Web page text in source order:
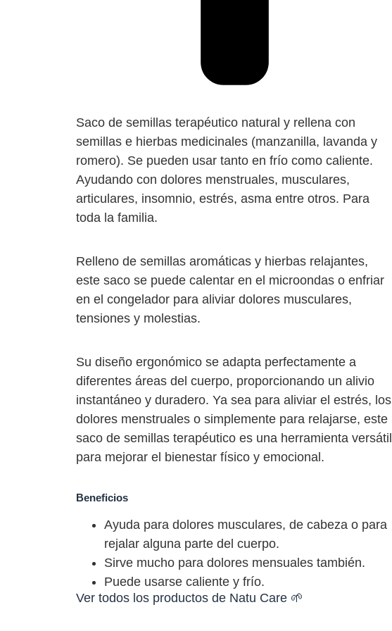
Saco de semillas terapéutico natural y rellena con
semillas e hierbas medicinales (manzanilla, lavanda y
romero). Se pueden usar tanto en frío como caliente.
Ayudando con dolores menstruales, musculares,
articulares, insomnio, estrés, asma entre otros. Para
toda la familia.
Relleno de semillas aromáticas y hierbas relajantes,
este saco se puede calentar en el microondas o enfriar
en el congelador para aliviar dolores musculares,
tensiones y molestias.
Su diseño ergonómico se adapta perfectamente a
diferentes áreas del cuerpo, proporcionando un alivio
instantáneo y duradero. Ya sea para aliviar el estrés, los
dolores menstruales o simplemente para relajarse, este
saco de semillas terapéutico es una herramienta versátil
para mejorar el bienestar físico y emocional.
Beneficios
Ayuda para dolores musculares, de cabeza o para
rejalar alguna parte del cuerpo.
Sirve mucho para dolores mensuales también.
Puede usarse caliente y frío.
Ver todos los productos de Natu Care🌱